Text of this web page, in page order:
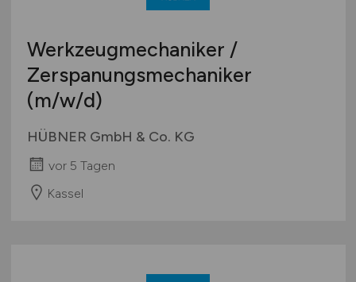
Werkzeugmechaniker /
Zerspanungsmechaniker
(m/w/d)
HÜBNER GmbH & Co. KG
vor 5 Tagen
Kassel